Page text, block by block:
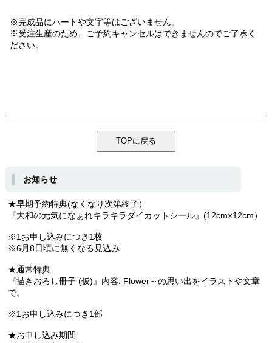
※完成品にハートや文字等はございません。
※受注生産のため、ご予約キャンセルはできませんのでご了承く
ださい。
お知らせ
★早期予約特典(なくなり次第終了）
『大和の元気になぁれキラキラダイカットシール』(12cm×12cm）
※1お申し込みにつき1枚
※6月8日頃に無くなる見込み
★通常特典
『描きおろし冊子 (仮)』内容: Flower～の思い出をイラストや文章
で。
※1お申し込みにつき1部
★お申し込み期間